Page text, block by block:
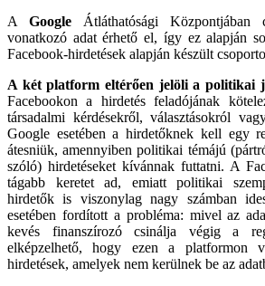
A Google Átláthatósági Központjában
vonatkozó adat érhető el, így ez alapján
Facebook-hirdetések alapján készült
A két platform eltérően jelöli a politikai
Facebookon a hirdetés feladójának
társadalmi kérdésekről, választásokról
Google esetében a hirdetőknek kell egy
átesniük, amennyiben politikai témájú
szóló) hirdetéseket kívánnak futtatni. A
tágabb keretet ad, emiatt politikai
hirdetők is viszonylag nagy számban
esetében fordított a probléma: mivel az
kevés finanszírozó csinálja végig a
elképzelhető, hogy ezen a platformon
hirdetések, amelyek nem kerülnek be az